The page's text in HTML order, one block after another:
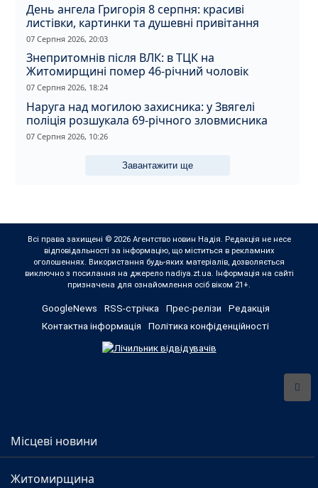
День ангела Григорія 8 серпня: красиві
листівки, картинки та душевні привітання
07 Серпня 2026, 20:03
Знепритомнів після ВЛК: в ТЦК на
Житомирщині помер 46-річний чоловік
07 Серпня 2026, 18:24
Наруга над могилою захисника: у Звягелі
поліція розшукала 69-річного зловмисника
07 Серпня 2026, 10:26
Завантажити ще
Всі права захищені © 2026 Агентство новин Надія. Редакція не несе
відповідальності за інформацію, що міститься в рекламних
оголошеннях. Використання будь-яких матеріалів, дозволяється
виключно з посилання на джерело nadiya.zt.ua. Інформація на сайті
призначена для ознайомлення осіб віком 21+.
GoogleNews RSS-стрічка Прес-релізи
Редакція
Контактна інформація
Політика конфіденційності
Місцеві новини
Житомирщина